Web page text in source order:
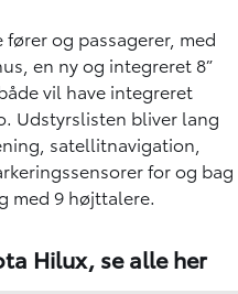
og passagerer, med
en ny og integreret 8”
vil have integreret
Udstyrslisten bliver lang
satellitnavigation,
for og bag
med 9 højttalere.
Hilux,se alle her